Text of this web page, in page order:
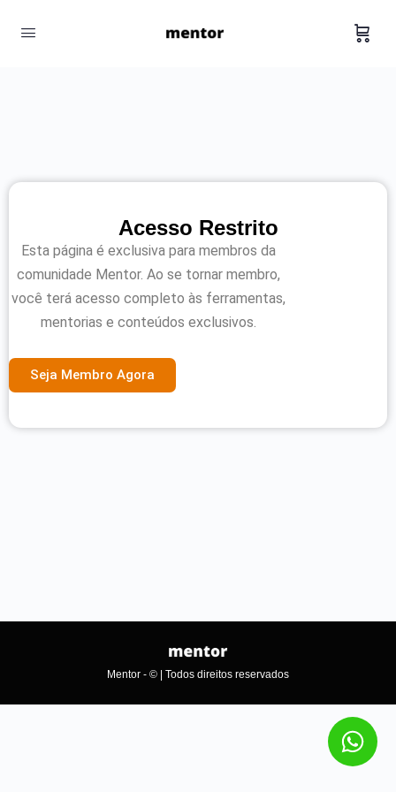
Acesso Restrito
Esta página é exclusiva para membros da
comunidade Mentor. Ao se tornar membro,
você terá acesso completo às ferramentas,
mentorias e conteúdos exclusivos.
Seja Membro Agora
Mentor - © | Todos direitos reservados